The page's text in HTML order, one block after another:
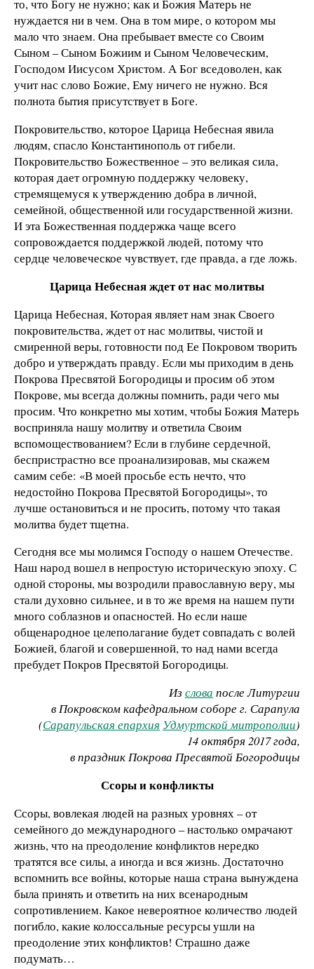
то, что Богу не нужно; как и Божия Матерь не
нуждается ни в чем. Она в том мире, о котором мы
мало что знаем. Она пребывает вместе со Своим
Сыном – Сыном Божиим и Сыном Человеческим,
Господом Иисусом Христом. А Бог вседоволен, как
учит нас слово Божие, Ему ничего не нужно. Вся
полнота бытия присутствует в Боге.
Покровительство, которое Царица Небесная явила
людям, спасло Константинополь от гибели.
Покровительство Божественное – это великая сила,
которая дает огромную поддержку человеку,
стремящемуся к утверждению добра в личной,
семейной, общественной или государственной жизни.
И эта Божественная поддержка чаще всего
сопровождается поддержкой людей, потому что
сердце человеческое чувствует, где правда, а где ложь.
Царица Небесная ждет от нас молитвы
Царица Небесная, Которая являет нам знак Своего
покровительства, ждет от нас молитвы, чистой и
смиренной веры, готовности под Ее Покровом творить
добро и утверждать правду. Если мы приходим в день
Покрова Пресвятой Богородицы и просим об этом
Покрове, мы всегда должны помнить, ради чего мы
просим. Что конкретно мы хотим, чтобы Божия Матерь
восприняла нашу молитву и ответила Своим
вспомоществованием? Если в глубине сердечной,
беспристрастно все проанализировав, мы скажем
самим себе: «В моей просьбе есть нечто, что
недостойно Покрова Пресвятой Богородицы», то
лучше остановиться и не просить, потому что такая
молитва будет тщетна.
Сегодня все мы молимся Господу о нашем Отечестве.
Наш народ вошел в непростую историческую эпоху. С
одной стороны, мы возродили православную веру, мы
стали духовно сильнее, и в то же время на нашем пути
много соблазнов и опасностей. Но если наше
общенародное целеполагание будет совпадать с волей
Божией, благой и совершенной, то над нами всегда
пребудет Покров Пресвятой Богородицы.
Изслова после Литургии
в Покровском кафедральном соборе г. Сарапула
(Сарапульская епархия Удмуртской митрополии)
14 октября 2017 года,
в праздник Покрова Пресвятой Богородицы
Ссоры и конфликты
Ссоры, вовлекая людей на разных уровнях – от
семейного до международного – настолько омрачают
жизнь, что на преодоление конфликтов нередко
тратятся все силы, а иногда и вся жизнь. Достаточно
вспомнить все войны, которые наша страна вынуждена
была принять и ответить на них всенародным
сопротивлением. Какое невероятное количество людей
погибло, какие колоссальные ресурсы ушли на
преодоление этих конфликтов! Страшно даже
подумать…